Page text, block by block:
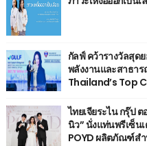
กัลฟ์ คว้ารางวัลสุด
พลังงานและสาธาร
Thailand’s Top
ไทยเจียระไน กรุ๊ป
นิว” นั่งแท่นพรีเซ็น
POYD ผลิตภัณฑ์ส